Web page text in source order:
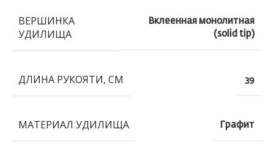
ВЕРШИНКА
УДИЛИЩА
Вклеенная монолитная
(solid tip)
ДЛИНА РУКОЯТИ, СМ 39
МАТЕРИАЛ УДИЛИЩА Графит